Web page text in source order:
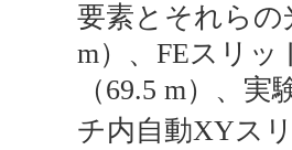
要素とそれらの
m）、FEスリッ
（69.5 m）、
チ内自動XYス